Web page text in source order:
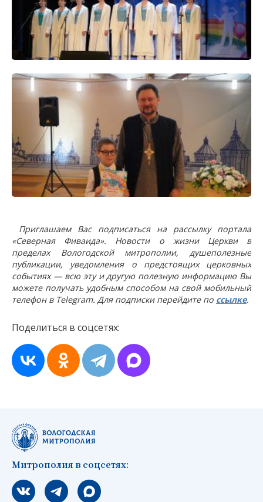
Приглашаем Вас подписаться на рассылку портала
«Северная Фиваида». Новости о жизни Церкви в
пределах Вологодской митрополии, душеполезные
публикации, уведомления о предстоящих церковных
событиях — всю эту и другую полезную информацию Вы
можете получать удобным способом на свой мобильный
телефон в Telegram. Для подписки перейдите по ссылке.
Поделиться в соцсетях:
Митрополия в соцсетях:
Мы вконтакте
Мы в telegram
Мы в Макс